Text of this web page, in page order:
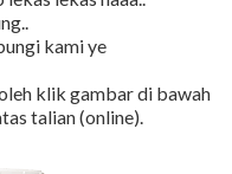
kami ye
klik gambar di bawah
talian (online).